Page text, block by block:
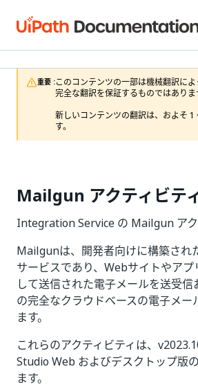
重要 :このコンテンツの一部は機械翻訳によ
完全な翻訳を保証するものではありま
新しいコンテンツの翻訳は、およそ 1
す。
Mailgun アクティビテ
Integration Service の Mailgun アク
Mailgunは、開発者向けに構築され
サービスであり、Webサイトやア
して送信された電子メールを送受
の完全なクラウドベースの電子メー
ます。
これらのアクティビティは、
Studio Web およびデスクトップ版
ます。